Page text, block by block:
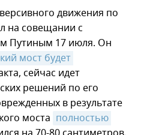
движения по
на совещании с
Путиным 17 июля. Он
мост будет
сейчас идет
решений по его
в результате
моста полностью